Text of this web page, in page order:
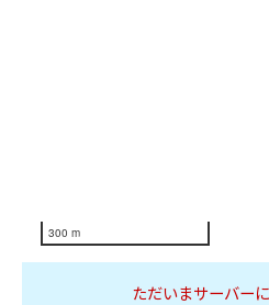
300 m
ただいまサーバー